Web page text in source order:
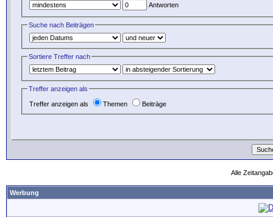
Antworten
Suche nach Beiträgen
Sortiere Treffer nach
Treffer anzeigen als
Treffer anzeigen als Themen Beiträge
Alle
Werbung